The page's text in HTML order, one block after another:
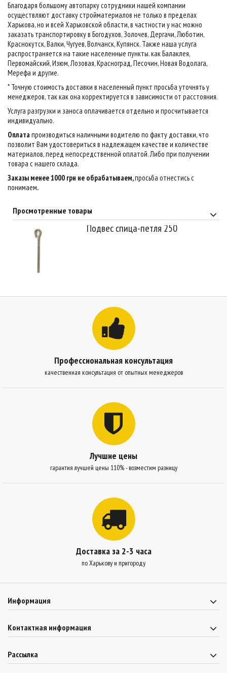
Благодаря большому автопарку сотрудники нашей компании
осуществляют доставку стройматериалов не только в пределах
Харькова, но и всей Харьковской области, в частности у нас можно
заказать транспортировку в Богодухов, Золочев, Дергачи, Люботин,
Краснокутск, Валки, Чугуев, Волчанск, Купянск. Также наша услуга
распространяется на такие населенные пункты. как Балаклея,
Первомайский, Изюм, Лозовая, Красноград, Песочин, Новая Водолага,
Мерефа и другие.
* Точную стоимость доставки в населенный пункт просьба уточнять у
менеджеров, так как она корректируется в зависимости от расстояния.
Услуга разгрузки и заноса оплачивается отдельно и просчитывается
индивидуально.
Оплатапроизводиться наличными водителю по факту доставки, что
позволит Вам удостовериться в надлежащем качестве и количестве
материалов, перед непосредственной оплатой. Либо при получении
товара с нашего склада.
Заказы менее 1000 грн не обрабатываем,просьба отнестись с
понимаем.
Просмотренные товары
Подвес спица-петля 250
Профессиональная консультация
качественная консультация от опытных менеджеров
Лучшие цены
гарантия лучшей цены 110% - возместим разницу
Доставка за 2-3 часа
по Харькову и пригороду
Информация
Контактная информация
Рассылка